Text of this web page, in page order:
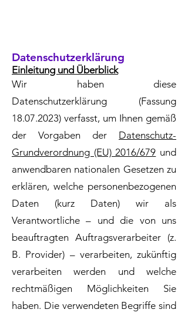
Datenschutzerklärung
Einleitung und Überblick
Wir haben diese
Datenschutzerklärung (Fassung
18.07.2023) verfasst, um Ihnen gemäß
der Vorgaben der Datenschutz-
Grundverordnung (EU) 2016/679 und
anwendbaren nationalen Gesetzen zu
erklären, welche personenbezogenen
Daten (kurz Daten) wir als
Verantwortliche – und die von uns
beauftragten Auftragsverarbeiter (z.
B. Provider) – verarbeiten, zukünftig
verarbeiten werden und welche
rechtmäßigen Möglichkeiten Sie
haben. Die verwendeten Begriffe sind